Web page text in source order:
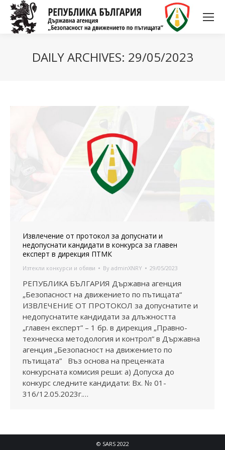
DAILY ARCHIVES: 29/05/2023
Извлечение от протокол за допуснати и
недопуснати кандидати в конкурса за главен
експерт в дирекция ПТМК
Изтекли конкурси и обяви By adminXNRY 29/05/2023
РЕПУБЛИКА БЪЛГАРИЯ Държавна агенция
„Безопасност на движението по пътищата“
ИЗВЛЕЧЕНИЕ ОТ ПРОТОКОЛ за допуснатите и
недопуснатите кандидати за длъжността
„главен експерт” – 1 бр. в дирекция „Правно-
техническа методология и контрол“ в Държавна
агенция „Безопасност на движението по
пътищата” Въз основа на преценката
конкурсната комисия реши: а) Допуска до
конкурс следните кандидати: Вх. № 01-
316/12.05.2023г.…
© SARS 2022